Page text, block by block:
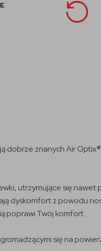
dobrze znanych Air
utrzymujące się nawet
dyskomfort z powodu
poprawi Twój komfort.
się na